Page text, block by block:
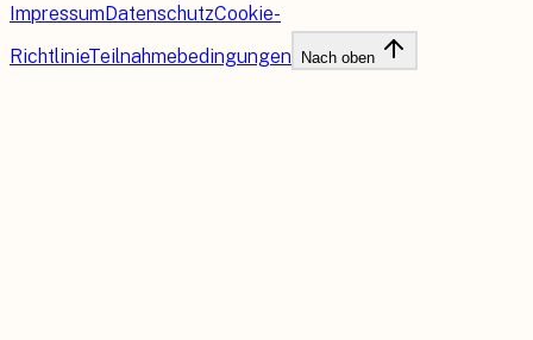
ImpressumDatenschutzCookie-
RichtlinieTeilnahmebedingungen Nach oben